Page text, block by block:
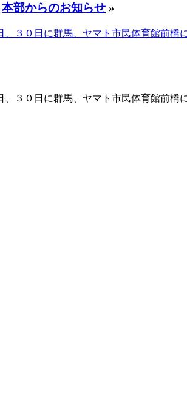
本部からのお知らせ »
３０日に群馬、ヤマト市民体育館前橋
３０日に群馬、ヤマト市民体育館前橋